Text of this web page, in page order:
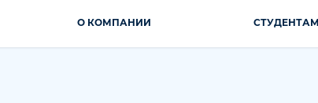
О КОМПАНИИ СТУДЕНТАМ